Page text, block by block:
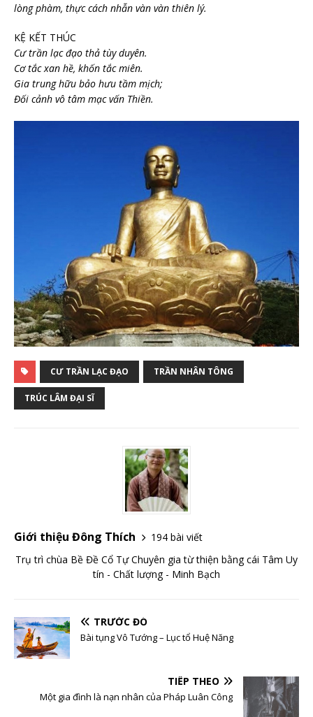
lòng phàm, thực cách nhẫn vàn vàn thiên lý.
KỆ KẾT THÚC
Cư trần lạc đạo thả tùy duyên.
Cơ tắc xan hề, khốn tắc miên.
Gia trung hữu bảo hưu tầm mịch;
Đối cảnh vô tâm mạc vấn Thiền.
CƯ TRẦN LẠC ĐẠO TRẦN NHÂN TÔNG
TRÚC LÂM ĐẠI SĨ
Giới thiệu Đông Thích
194 bài viết
Trụ trì chùa Bề Đề Cổ Tự Chuyên gia từ thiện bằng cái Tâm Uy
tín - Chất lượng - Minh Bạch
TRƯỚC ĐÓ
Bài tụng Vô Tướng – Lục tổ Huệ Năng
TIẾP THEO
Một gia đình là nạn nhân của Pháp Luân Công